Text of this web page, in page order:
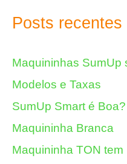
Posts recentes
Maquininhas SumUp
Modelos e Taxas
SumUp Smart é
Maquininha Branca
Maquininha TON